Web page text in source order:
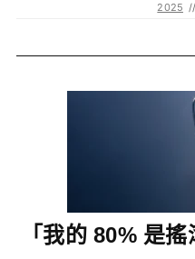
2025 //
「我的 80% 是